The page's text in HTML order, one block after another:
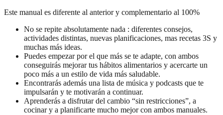
Este manual es diferente al anterior y complementario al 100%
No se repite absolutamente nada : diferentes consejos,
actividades distintas, nuevas planificaciones, mas recetas 3S y
muchas más ideas.
Puedes empezar por el que más se te adapte, con ambos
conseguirás mejorar tus hábitos alimentarios y acercarte un
poco más a un estilo de vida más saludable.
Encontrarás además una lista de música y podcasts que te
impulsarán y te motivarán a continuar.
Aprenderás a disfrutar del cambio “sin restricciones”, a
cocinar y a planificarte mucho mejor con ambos manuales.